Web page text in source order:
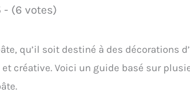
- (6 votes)
qu’il soit destiné à des décorations
créative. Voici un guide basé sur